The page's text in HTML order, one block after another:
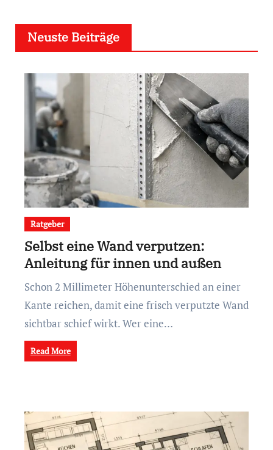
Neuste Beiträge
Ratgeber
Selbst eine Wand verputzen:
Anleitung für innen und außen
Schon 2 Millimeter Höhenunterschied an einer
Kante reichen, damit eine frisch verputzte Wand
sichtbar schief wirkt. Wer eine…
Read More